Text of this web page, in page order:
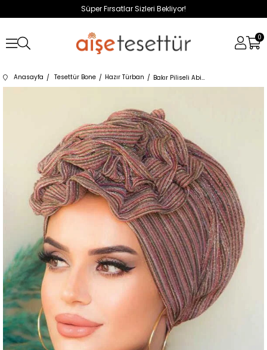
Süper Fırsatlar Sizleri Bekliyor!
0
Anasayfa Tesettür Bone Hazır Türban Bakır Piliseli Abiye Hazır Türban